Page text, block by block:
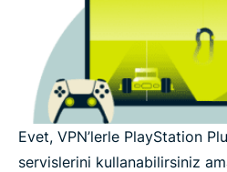
Evet, VPN’lerle PlayStation
servislerini kullanabilirsiniz